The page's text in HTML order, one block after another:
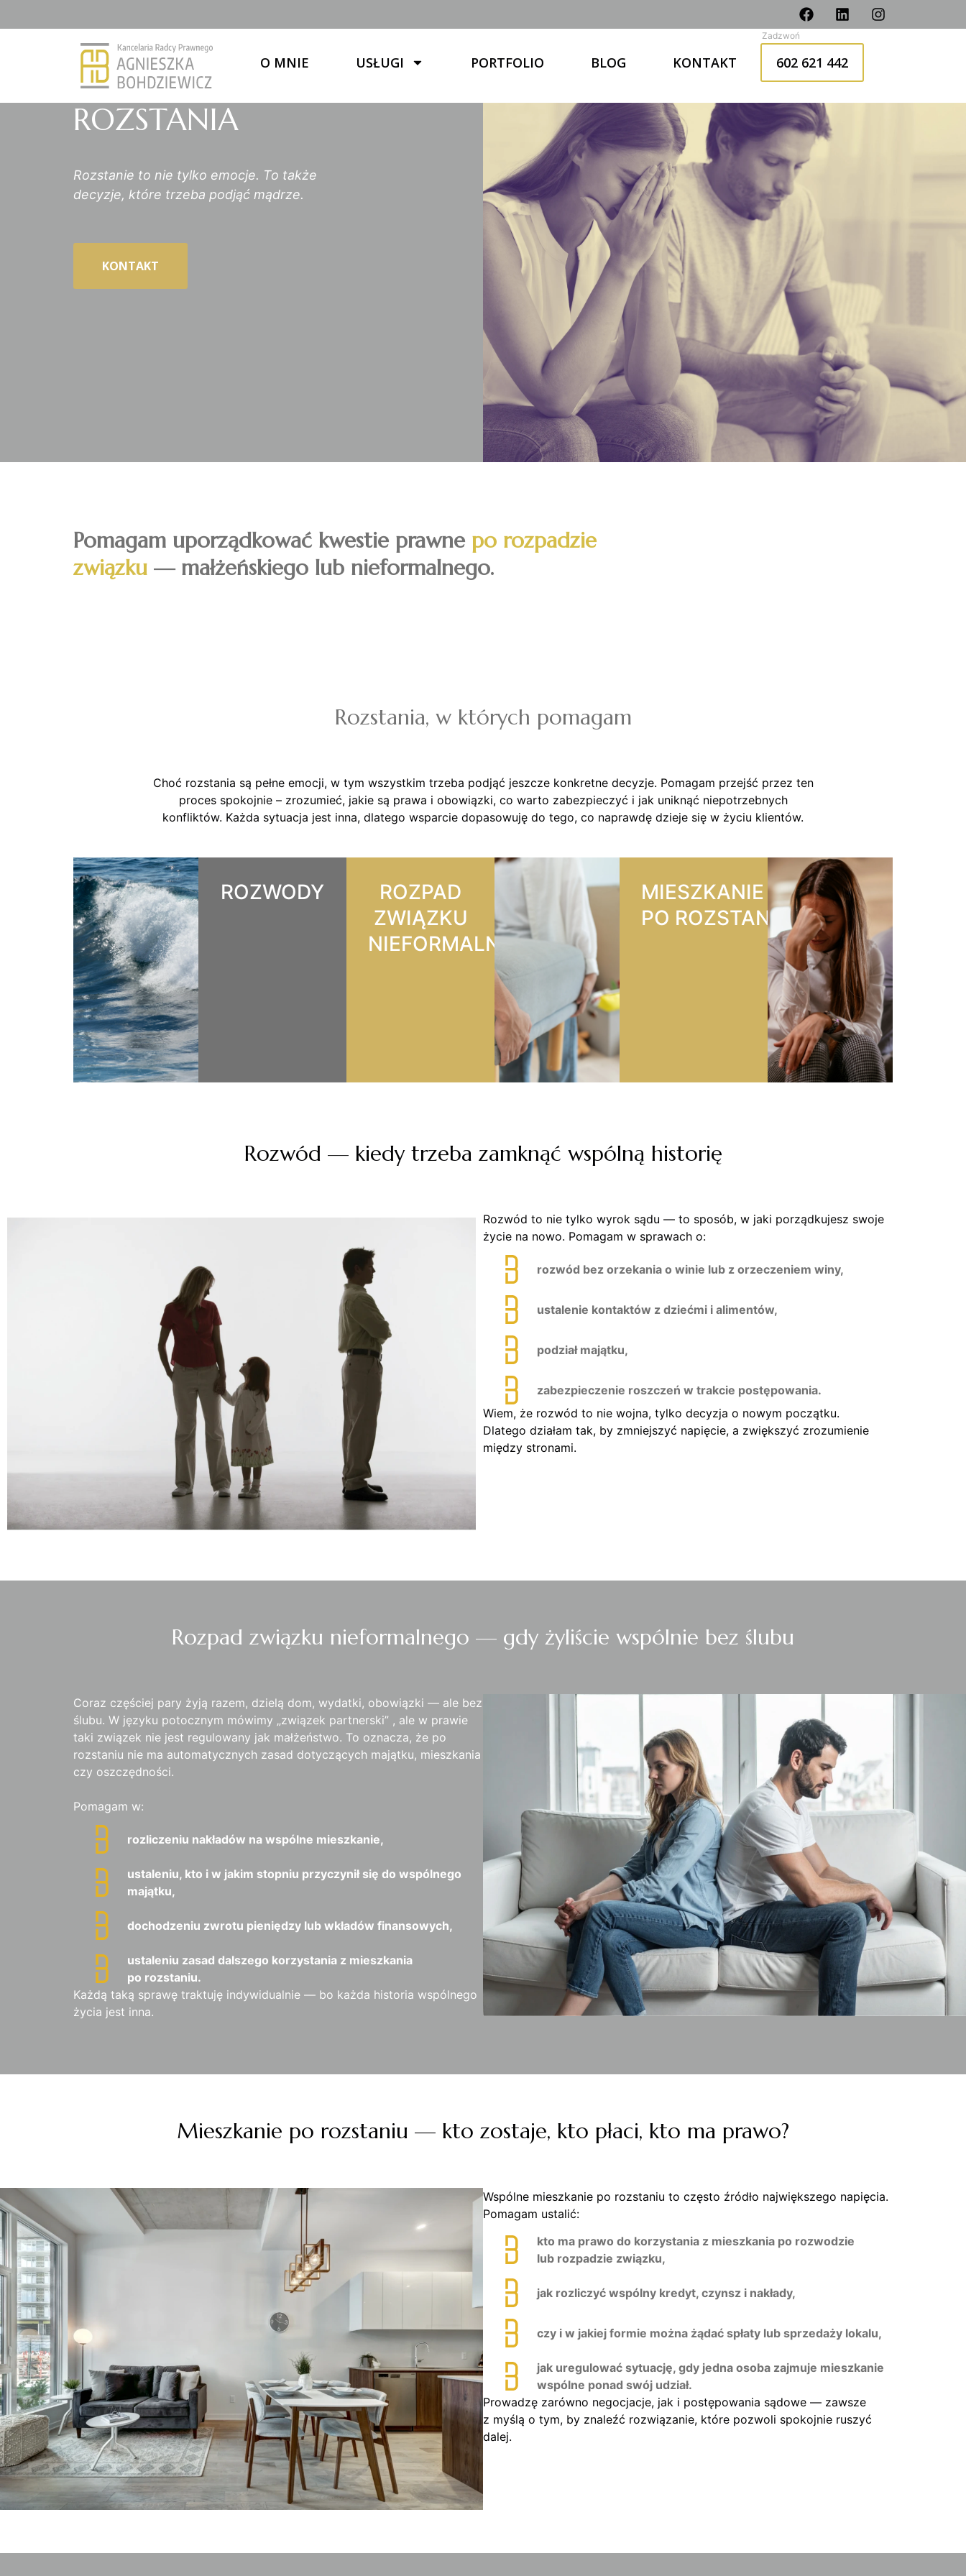
O MNIE USŁUGI PORTFOLIO BLOG KONTAKT 602 621 442
ROZSTANIA
Rozstanie to nie tylko emocje. To także
decyzje, które trzeba podjąć mądrze.
KONTAKT
Pomagam uporządkować kwestie prawne po rozpadzie
związku — małżeńskiego lub nieformalnego.
Rozstania, w których pomagam
Choć rozstania są pełne emocji, w tym wszystkim trzeba podjąć jeszcze konkretne decyzje. Pomagam przejść przez ten
proces spokojnie – zrozumieć, jakie są prawa i obowiązki, co warto zabezpieczyć i jak uniknąć niepotrzebnych
konfliktów. Każda sytuacja jest inna, dlatego wsparcie dopasowuję do tego, co naprawdę dzieje się w życiu klientów.
ROZWODY
ROZPAD
ZWIĄZKU
NIEFORMALNEGO
MIESZKANIE
PO ROZSTANIU
Rozwód — kiedy trzeba zamknąć wspólną historię
Rozwód to nie tylko wyrok sądu — to sposób, w jaki porządkujesz swoje
życie na nowo. Pomagam w sprawach o:
rozwód bez orzekania o winie lub z orzeczeniem winy,
ustalenie kontaktów z dziećmi i alimentów,
podział majątku,
zabezpieczenie roszczeń w trakcie postępowania.
Wiem, że rozwód to nie wojna, tylko decyzja o nowym początku.
Dlatego działam tak, by zmniejszyć napięcie, a zwiększyć zrozumienie
między stronami.
Rozpad związku nieformalnego — gdy żyliście wspólnie bez ślubu
Coraz częściej pary żyją razem, dzielą dom, wydatki, obowiązki — ale bez
ślubu. W języku potocznym mówimy „związek partnerski” , ale w prawie
taki związek nie jest regulowany jak małżeństwo. To oznacza, że po
rozstaniu nie ma automatycznych zasad dotyczących majątku, mieszkania
czy oszczędności.
Pomagam w:
rozliczeniu nakładów na wspólne mieszkanie,
ustaleniu, kto i w jakim stopniu przyczynił się do wspólnego
majątku,
dochodzeniu zwrotu pieniędzy lub wkładów finansowych,
ustaleniu zasad dalszego korzystania z mieszkania
po rozstaniu.
Każdą taką sprawę traktuję indywidualnie — bo każda historia wspólnego
życia jest inna.
Mieszkanie po rozstaniu — kto zostaje, kto płaci, kto ma prawo?
Wspólne mieszkanie po rozstaniu to często źródło największego napięcia.
Pomagam ustalić:
kto ma prawo do korzystania z mieszkania po rozwodzie
lub rozpadzie związku,
jak rozliczyć wspólny kredyt, czynsz i nakłady,
czy i w jakiej formie można żądać spłaty lub sprzedaży lokalu,
jak uregulować sytuację, gdy jedna osoba zajmuje mieszkanie
wspólne ponad swój udział.
Prowadzę zarówno negocjacje, jak i postępowania sądowe — zawsze
z myślą o tym, by znaleźć rozwiązanie, które pozwoli spokojnie ruszyć
dalej.